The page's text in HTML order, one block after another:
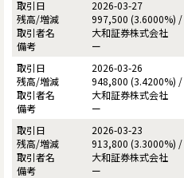
2026-03-27
997,500 (3.6000%) /
大和証券株式会社
ー
2026-03-26
948,800 (3.4200%) /
大和証券株式会社
ー
2026-03-23
913,800 (3.3000%) /
大和証券株式会社
ー